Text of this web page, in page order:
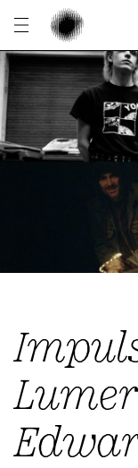
Panneau de gestion